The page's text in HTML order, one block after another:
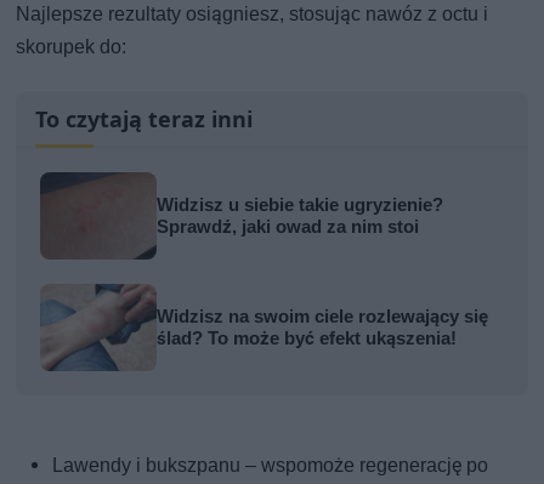
Najlepsze rezultaty osiągniesz, stosując nawóz z octu i
skorupek do:
To czytają teraz inni
Widzisz u siebie takie ugryzienie?
Sprawdź, jaki owad za nim stoi
Widzisz na swoim ciele rozlewający się
ślad? To może być efekt ukąszenia!
Lawendy i bukszpanu – wspomoże regenerację po